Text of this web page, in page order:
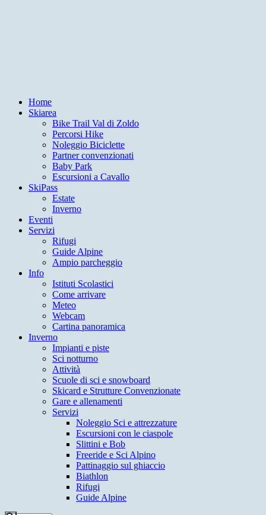
Home
Skiarea
Bike Trail Val di Zoldo
Percorsi Hike
Noleggio Biciclette
Partner convenzionati
Baby Park
Escursioni a Cavallo
SkiPass
Estate
Inverno
Eventi
Servizi
Rifugi
Guide Alpine
Ampio parcheggio
Info
Istituti Scolastici
Come arrivare
Meteo
Webcam
Cartina panoramica
Inverno
Impianti e piste
Sci notturno
Attività
Scuole di sci e snowboard
Skicard e Strutture Convenzionate
Gare e allenamenti
Servizi
Noleggio Sci e attrezzature
Escursioni con le ciaspole
Slittini e Bob
Freeride e Sci Alpino
Pattinaggio sul ghiaccio
Biathlon
Rifugi
Guide Alpine